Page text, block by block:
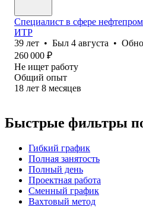
Специалист в сфере
ИТР
39 лет • Был 4 августа •
260 000 ₽
Не ищет работу
Общий опыт
18 лет 8 месяцев
Быстрые фильтры
Гибкий график
Полная занятость
Полный день
Проектная работа
Сменный график
Вахтовый метод